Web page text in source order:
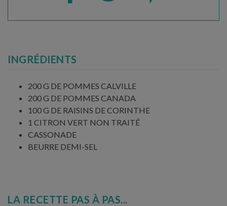
INGRÉDIENTS
200 G DE POMMES CALVILLE
200 G DE POMMES CANADA
100 G DE RAISINS DE CORINTHE
1 CITRON VERT NON TRAITÉ
CASSONADE
BEURRE DEMI-SEL
LA RECETTE PAS À PAS...